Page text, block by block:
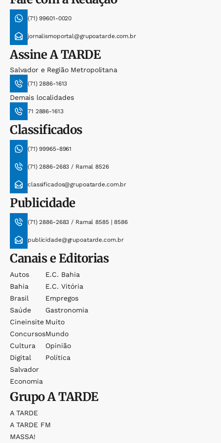
(71) 99601-0020
jornalismoportal@grupoatarde.com.br
AssineA TARDE
Salvador e Região Metropolitana
(71) 2886-1613
Demais localidades
71 2886-1613
Classificados
(71) 99965-8961
(71) 2886-2683 / Ramal 8526
classificados@grupoatarde.com.br
Publicidade
(71) 2886-2683 / Ramal 8585 | 8586
publicidade@grupoatarde.com.br
Canais e Editorias
Autos
Bahia
Brasil
Saúde
Cineinsite
Concursos
Cultura
Digital
Salvador
Economia
E.c. Bahia
E.c. Vitória
Empregos
Gastronomia
Muito
Mundo
Opinião
Política
GrupoA TARDE
A TARDE
A TARDE FM
MASSA!